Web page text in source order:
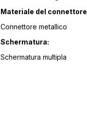
Materiale del
Connettore metallico
Schermatura:
Schermatura multipla